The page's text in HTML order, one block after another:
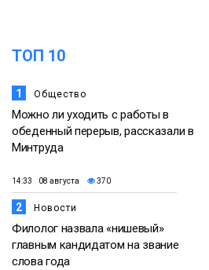
20 июля
Фото
прогрелся до 29
ТОП 10
1 Общество
Можно ли уходить с работы в
обеденный перерыв, рассказали в
Минтруда
14:33 08 августа 370
2 Новости
Филолог назвала «нишевый»
главным кандидатом на звание
слова года